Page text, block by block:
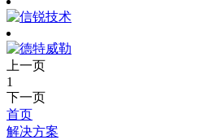
上一页
1
下一页
首页
解决方案